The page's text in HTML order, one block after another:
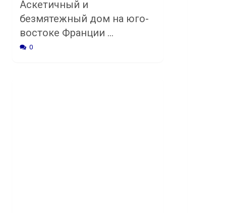
Аскетичный и
безмятежный дом на юго-
востоке Франции …
0